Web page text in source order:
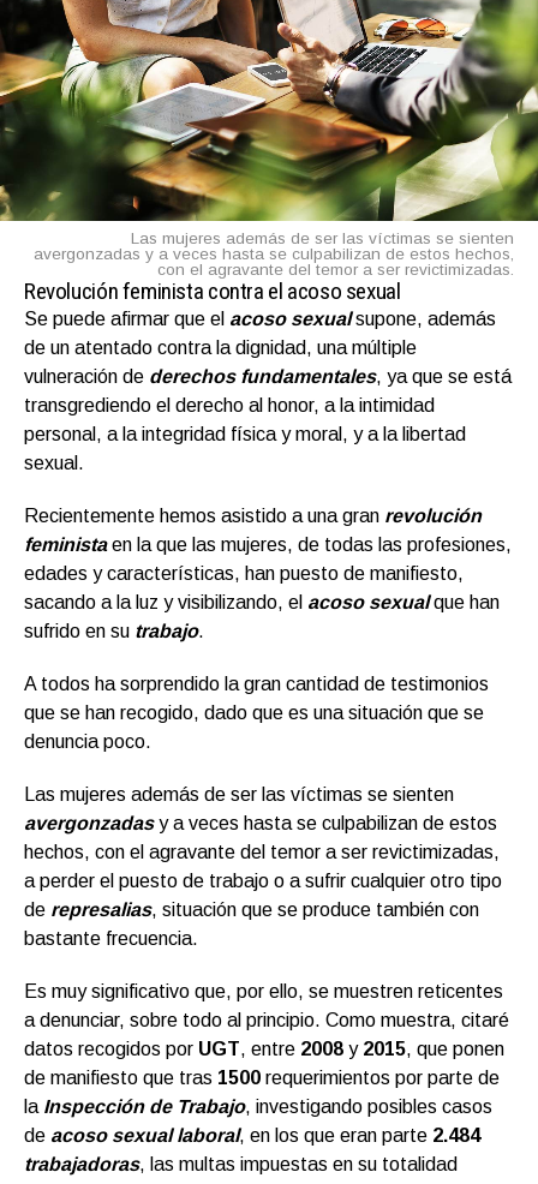
Las mujeres además de ser las víctimas se sienten
avergonzadas y a veces hasta se culpabilizan de estos hechos,
con el agravante del temor a ser revictimizadas.
Revolución feminista contra el acoso sexual
Se puede afirmar que el acoso sexual supone, además
de un atentado contra la dignidad, una múltiple
vulneración de derechos fundamentales, ya que se está
transgrediendo el derecho al honor, a la intimidad
personal, a la integridad física y moral, y a la libertad
sexual.
Recientemente hemos asistido a una gran revolución
feministaen la que las mujeres, de todas las profesiones,
edades y características, han puesto de manifiesto,
sacando a la luz y visibilizando, el acoso sexual que han
sufrido en su trabajo.
A todos ha sorprendido la gran cantidad de testimonios
que se han recogido, dado que es una situación que se
denuncia poco.
Las mujeres además de ser las víctimas se sienten
avergonzadas y a veces hasta se culpabilizan de estos
hechos, con el agravante del temor a ser revictimizadas,
a perder el puesto de trabajo o a sufrir cualquier otro tipo
de represalias, situación que se produce también con
bastante frecuencia.
Es muy significativo que, por ello, se muestren reticentes
a denunciar, sobre todo al principio. Como muestra, citaré
datos recogidos por UGT, entre 2008 y 2015, que ponen
de manifiesto que tras 1500 requerimientos por parte de
la Inspección de Trabajo, investigando posibles casos
de acoso sexual laboral, en los que eran parte 2.484
trabajadoras, las multas impuestas en su totalidad